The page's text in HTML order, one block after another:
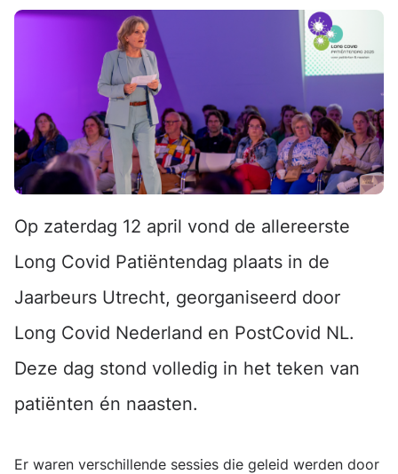
Op zaterdag 12 april vond de allereerste
Long Covid Patiëntendag plaats in de
Jaarbeurs Utrecht, georganiseerd door
Long Covid Nederland en PostCovid NL.
Deze dag stond volledig in het teken van
patiënten én naasten.
Er waren verschillende sessies die geleid werden door